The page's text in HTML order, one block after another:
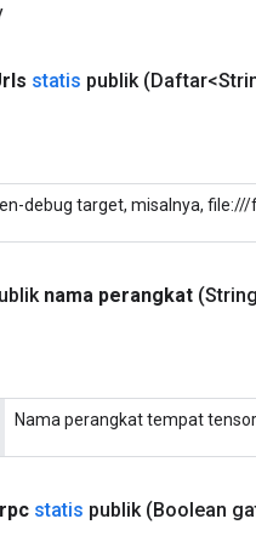
statis publik
debug target, misalnya,
nama perangkat
Nama perangkat tempat
statis publik (Boolean